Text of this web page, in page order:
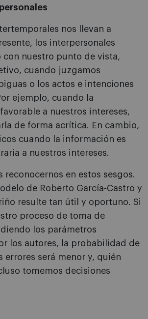
nos llevan a
los interpersonales
con nuestro punto de vista,
cuando juzgamos
o los actos e intenciones
ejemplo, cuando la
a nuestros intereses,
de forma acrítica. En cambio,
cuando la información es
a nuestros intereses.
reconocernos en estos sesgos.
de Roberto García-Castro y
resulte tan útil y oportuno. Si
proceso de toma de
los parámetros
los autores, la probabilidad de
errores será menor y, quién
tomemos decisiones